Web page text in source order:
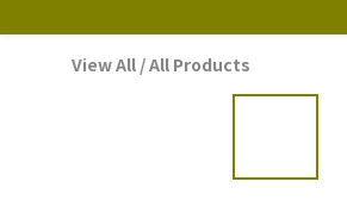
View All /All Products